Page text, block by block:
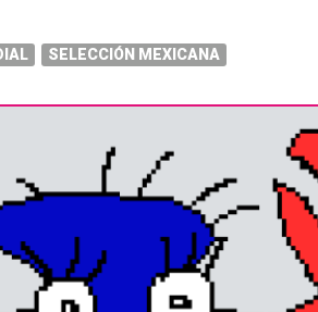
SELECCIÓN MEXICANA